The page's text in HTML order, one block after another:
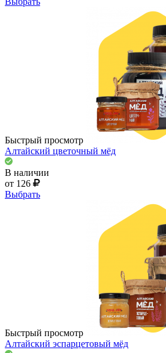
Быстрый просмотр
Алтайский цветочный мёд
В наличии
от 126
Выбрать
Быстрый просмотр
Алтайский эспарцетовый мёд